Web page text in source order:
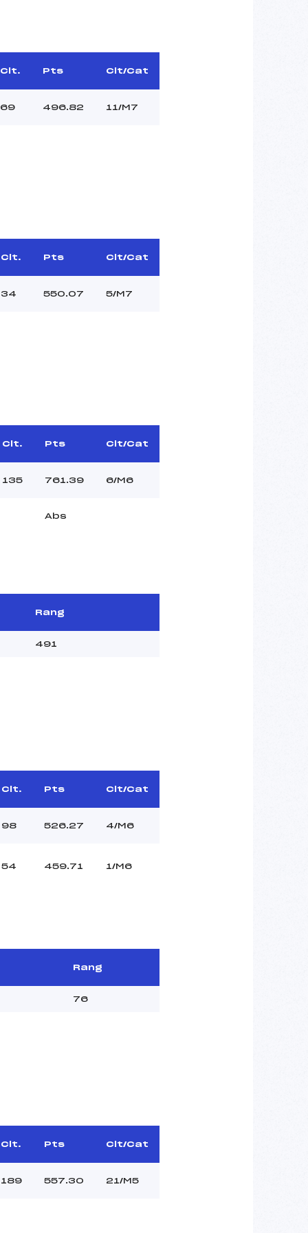
Clt. Pts Clt/Cat
69 496.82 11/M7
Clt. Pts Clt/Cat
34 550.07 5/M7
Clt. Pts Clt/Cat
135 761.39 6/M6
Abs
Rang
491
Clt. Pts Clt/Cat
98 526.27 4/M6
54 459.71 1/M6
Rang
76
Clt. Pts Clt/Cat
189 557.30 21/M5